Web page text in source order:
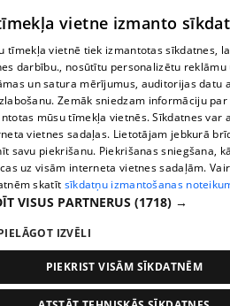
noteikumi
Komentāru pievienošana
TV programma
Līguma noteikumi
360 Ziņu kontakti
Helio Media
Portāla palīdzības dienests: e-pasts -
All rights reserved.
vietne izmanto
tīmekļa vietnē tiek izmantotas sīkdatnes,
darbību., nosūtītu personalizētu
un satura mērījumus, auditorijas datu
Zemāk sniedzam informāciju
mūsu tīmekļa vietnēs. Sīkdatnes
vietnes sadaļas. Lietotājam jebkurā
savu piekrišanu. Piekrišanas sniegšana,
uz visām interneta vietnes sadaļām.
skatīt sīkdatņu izmantošanas
VISUS PARTNERUS (1718) →
IZVĒLI
PIEKRIST VISĀM SĪKDATNĒM